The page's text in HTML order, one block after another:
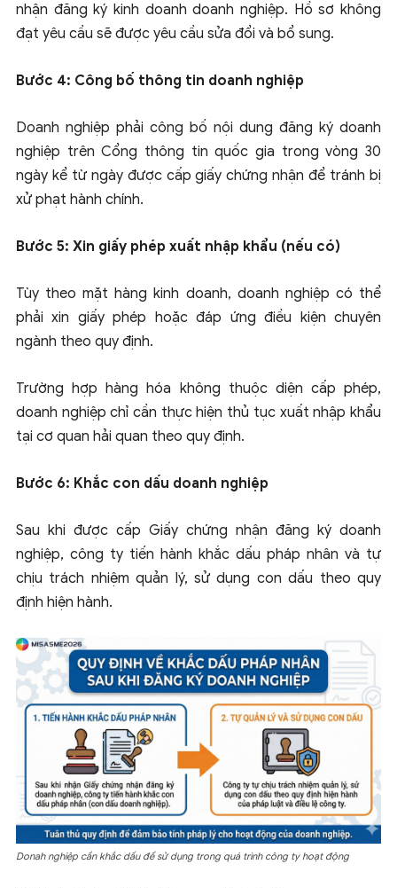
nhận đăng ký kinh doanh doanh nghiệp. Hồ sơ không
đạt yêu cầu sẽ được yêu cầu sửa đổi và bổ sung.
Bước 4: Công bố thông tin doanh nghiệp
Doanh nghiệp phải công bố nội dung đăng ký doanh
nghiệp trên Cổng thông tin quốc gia trong vòng 30
ngày kể từ ngày được cấp giấy chứng nhận để tránh bị
xử phạt hành chính.
Bước 5: Xin giấy phép xuất nhập khẩu (nếu có)
Tùy theo mặt hàng kinh doanh, doanh nghiệp có thể
phải xin giấy phép hoặc đáp ứng điều kiện chuyên
ngành theo quy định.
Trường hợp hàng hóa không thuộc diện cấp phép,
doanh nghiệp chỉ cần thực hiện thủ tục xuất nhập khẩu
tại cơ quan hải quan theo quy định.
Bước 6: Khắc con dấu doanh nghiệp
Sau khi được cấp Giấy chứng nhận đăng ký doanh
nghiệp, công ty tiến hành khắc dấu pháp nhân và tự
chịu trách nhiệm quản lý, sử dụng con dấu theo quy
định hiện hành.
Donah nghiệp cần khắc dấu để sử dụng trong quá trình công ty hoạt động